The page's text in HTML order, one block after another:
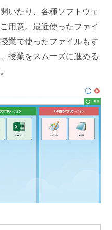
いたり、各種ソフトウェ
用意。最近使ったファイ
業で使ったファイルもす
授業をスムーズに進める